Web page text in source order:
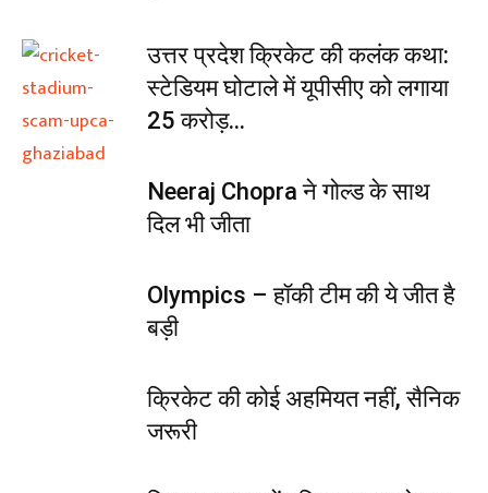
उत्तर प्रदेश क्रिकेट की कलंक कथा:
स्टेडियम घोटाले में यूपीसीए को लगाया
25 करोड़...
Neeraj Chopra ने गोल्ड के साथ
दिल भी जीता
Olympics – हॉकी टीम की ये जीत है
बड़ी
क्रिकेट की कोई अहमियत नहीं, सैनिक
जरूरी